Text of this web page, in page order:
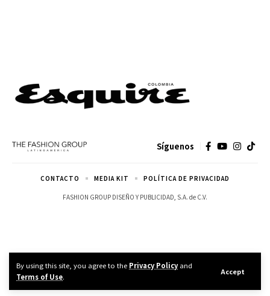
By using this site, you agree to the Privacy Policyand
Terms of Use.
Accept
Síguenos
FASHION GROUP DISEÑO Y PUBLICIDAD, S.A. de C.V.
CONTACTO MEDIA KIT POLÍTICA DE PRIVACIDAD